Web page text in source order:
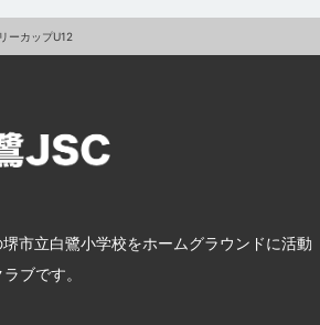
ーカップU12
市立白鷺小学校をホームグラウンドに活動
ブです。